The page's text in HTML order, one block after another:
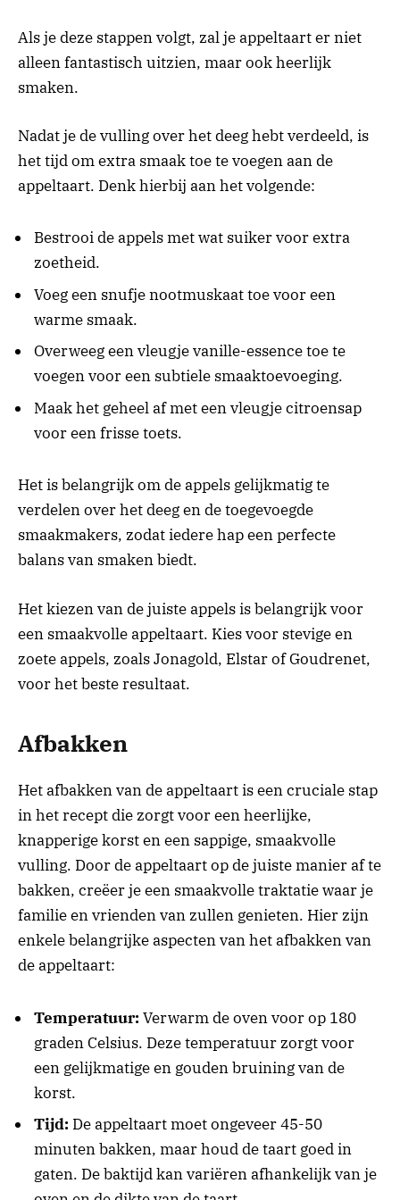
Als je deze stappen volgt, zal je appeltaart er niet
alleen fantastisch uitzien, maar ook heerlijk
smaken.
Nadat je de vulling over het deeg hebt verdeeld, is
het tijd om extra smaak toe te voegen aan de
appeltaart. Denk hierbij aan het volgende:
Bestrooi de appels met wat suiker voor extra
zoetheid.
Voeg een snufje nootmuskaat toe voor een
warme smaak.
Overweeg een vleugje vanille-essence toe te
voegen voor een subtiele smaaktoevoeging.
Maak het geheel af met een vleugje citroensap
voor een frisse toets.
Het is belangrijk om de appels gelijkmatig te
verdelen over het deeg en de toegevoegde
smaakmakers, zodat iedere hap een perfecte
balans van smaken biedt.
Het kiezen van de juiste appels is belangrijk voor
een smaakvolle appeltaart. Kies voor stevige en
zoete appels, zoals Jonagold, Elstar of Goudrenet,
voor het beste resultaat.
Afbakken
Het afbakken van de appeltaart is een cruciale stap
in het recept die zorgt voor een heerlijke,
knapperige korst en een sappige, smaakvolle
vulling. Door de appeltaart op de juiste manier af te
bakken, creëer je een smaakvolle traktatie waar je
familie en vrienden van zullen genieten. Hier zijn
enkele belangrijke aspecten van het afbakken van
de appeltaart:
Temperatuur: Verwarm de oven voor op 180
graden Celsius. Deze temperatuur zorgt voor
een gelijkmatige en gouden bruining van de
korst.
Tijd: De appeltaart moet ongeveer 45-50
minuten bakken, maar houd de taart goed in
gaten. De baktijd kan variëren afhankelijk van je